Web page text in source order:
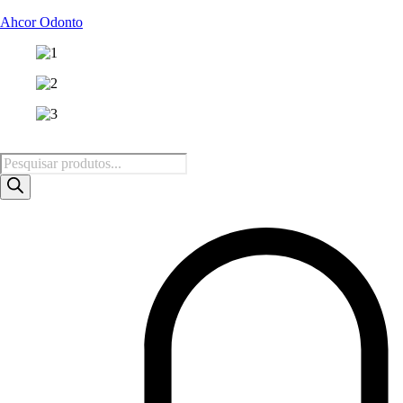
Ahcor Odonto
Pesquisar
produtos